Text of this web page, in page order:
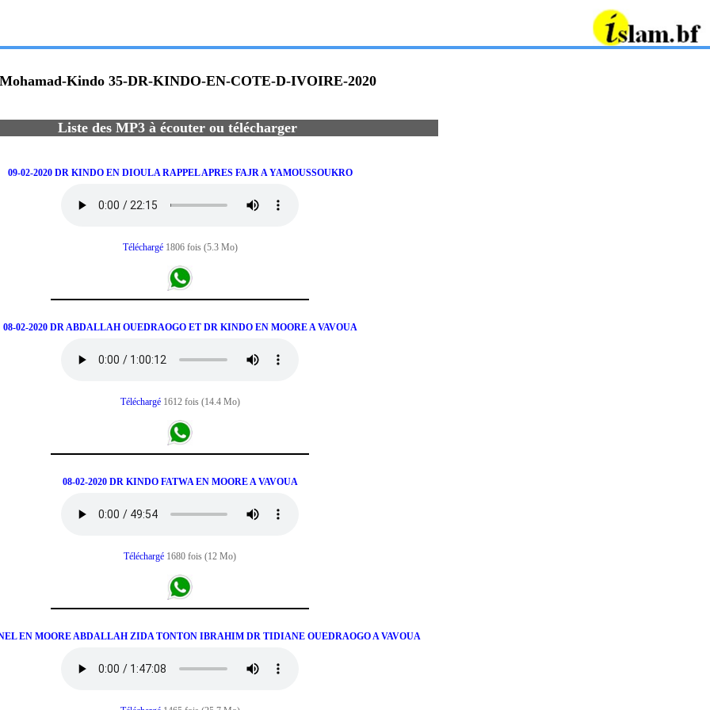
Kindo 35-DR-KINDO-EN-COTE-D-IVOIRE-2020
Liste des MP3 à écouter ou télécharger
09-02-2020 DR KINDO EN DIOULA RAPPEL APRES FAJR A YAMOUSSOUKRO
Téléchargé 1806 fois (5.3 Mo)
08-02-2020 DR ABDALLAH OUEDRAOGO ET DR KINDO EN MOORE A VAVOUA
Téléchargé 1612 fois (14.4 Mo)
08-02-2020 DR KINDO FATWA EN MOORE A VAVOUA
Téléchargé 1680 fois (12 Mo)
EN MOORE ABDALLAH ZIDA TONTON IBRAHIM DR TIDIANE OUEDRAOGO A VAVOUA